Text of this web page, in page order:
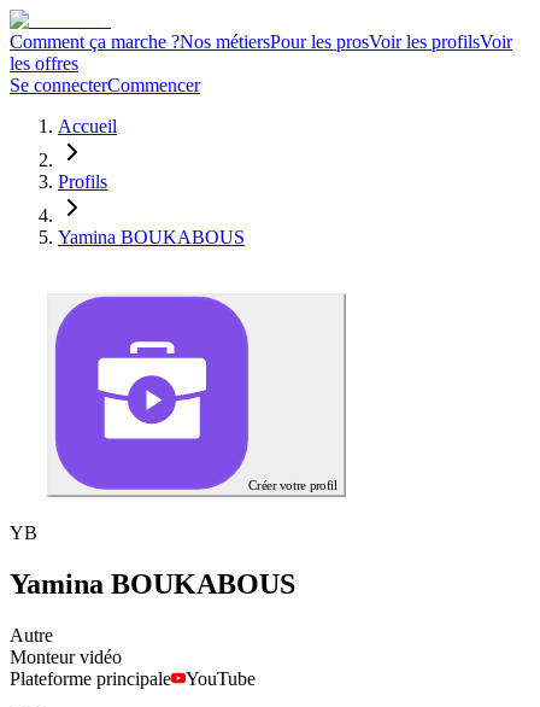
Comment ça marche ?Nos métiersPour les prosVoir les profilsVoir
les offres
Se connecterCommencer
Accueil
Profils
Yamina BOUKABOUS
Créer votre profil
YB
Yamina BOUKABOUS
Autre
Monteur vidéo
Plateforme principale
YouTube